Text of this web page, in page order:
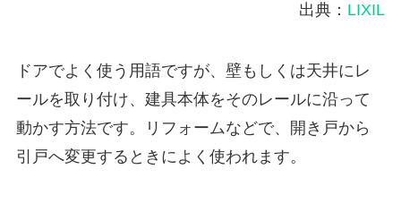
出典： LIXIL
ドアでよく使う用語ですが、壁もしくは天井にレ
ールを取り付け、建具本体をそのレールに沿って
動かす方法です。リフォームなどで、開き戸から
引戸へ変更するときによく使われます。